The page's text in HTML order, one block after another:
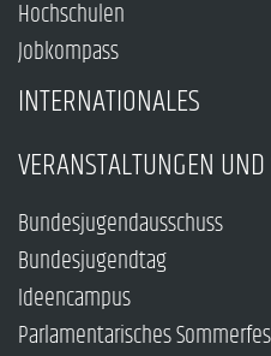
Hochschulen
Jobkompass
INTERNATIONALES
VERANSTALTUNGEN
Bundesjugendausschuss
Bundesjugendtag
Ideencampus
Parlamentarisches